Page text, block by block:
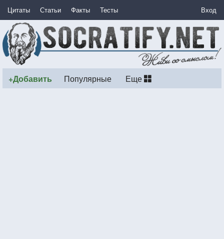
Цитаты Статьи Факты Тесты Вход
+Добавить Популярные Еще